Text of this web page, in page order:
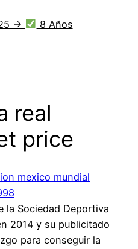
→
8 Años
real
price
la Sociedad Deportiva
2014 y su publicitado
para conseguir la